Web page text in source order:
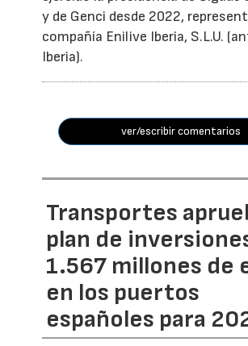
y de Genci desde 2022,
compañía Enilive Iberia, S.L.U.
Iberia).
ver/escribir comentarios
Transportes
plan de
1.567 millones de
en los puertos
españoles para